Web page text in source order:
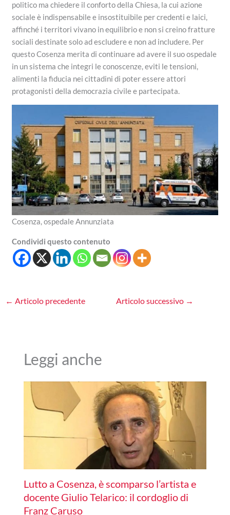
politico ma chiedere il conforto della Chiesa, la cui azione
sociale è indispensabile e insostituibile per credenti e laici,
affinché i territori vivano in equilibrio e non si creino fratture
sociali destinate solo ad escludere e non ad includere. Per
questo Cosenza merita di continuare ad avere il suo ospedale
in un sistema che integri le conoscenze, eviti le tensioni,
alimenti la fiducia nei cittadini di poter essere attori
protagonisti della democrazia civile e partecipata.
Cosenza, ospedale Annunziata
Condividi questo contenuto
← Articolo precedente Articolo successivo →
Leggi anche
Lutto a Cosenza, è scomparso l’artista e
docente Giulio Telarico: il cordoglio di
Franz Caruso